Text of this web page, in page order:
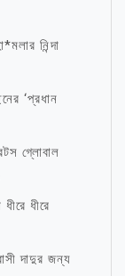
নিন্দা
‘প্রধান
গ্লোবাল
ধীরে
দাদুর জন্য